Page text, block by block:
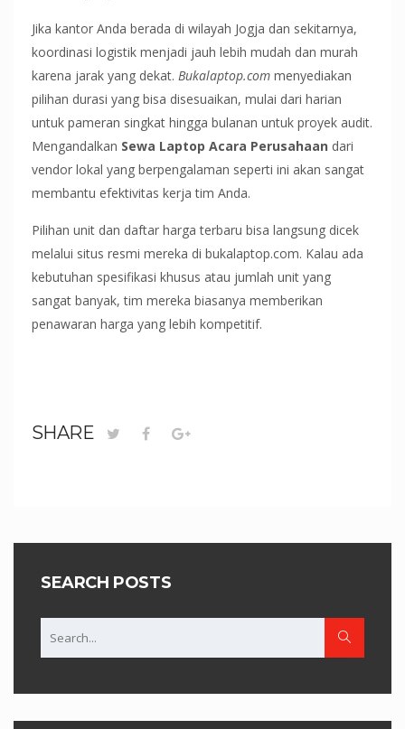
Jika kantor Anda berada di wilayah Jogja dan sekitarnya,
koordinasi logistik menjadi jauh lebih mudah dan murah
karena jarak yang dekat. Bukalaptop.com menyediakan
pilihan durasi yang bisa disesuaikan, mulai dari harian
untuk pameran singkat hingga bulanan untuk proyek audit.
Mengandalkan Sewa Laptop Acara Perusahaan dari
vendor lokal yang berpengalaman seperti ini akan sangat
membantu efektivitas kerja tim Anda.
Pilihan unit dan daftar harga terbaru bisa langsung dicek
melalui situs resmi mereka di bukalaptop.com. Kalau ada
kebutuhan spesifikasi khusus atau jumlah unit yang
sangat banyak, tim mereka biasanya memberikan
penawaran harga yang lebih kompetitif.
SHARE
SEARCH POSTS